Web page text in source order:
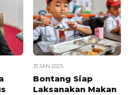
31 JAN 2025
Bontang Siap
Laksanakan Makan